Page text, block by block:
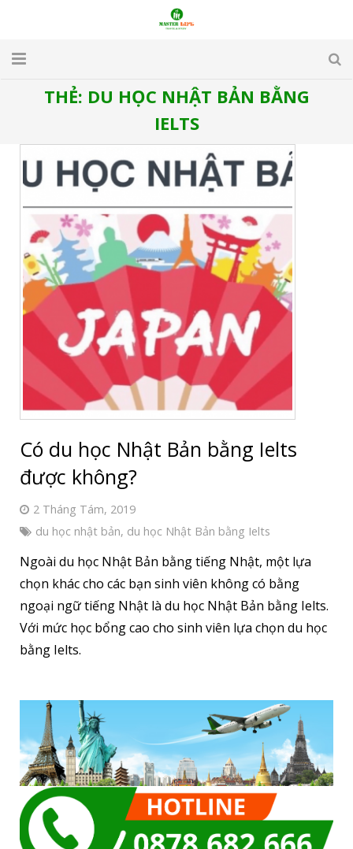
TRANG CHỦ
DU HỌC
VISA
APARTMENT & HOTEL
TUYỂN DỤNG
LIÊN HỆ
THẺ: DU HỌC NHẬT BẢN BẰNG
IELTS
Có du học Nhật Bản bằng Ielts
được không?
2 Tháng Tám, 2019
du học nhật bản, du học Nhật Bản bằng Ielts
Ngoài du học Nhật Bản bằng tiếng Nhật, một lựa
chọn khác cho các bạn sinh viên không có bằng
ngoại ngữ tiếng Nhật là du học Nhật Bản bằng Ielts.
Với mức học bổng cao cho sinh viên lựa chọn du học
bằng Ielts.